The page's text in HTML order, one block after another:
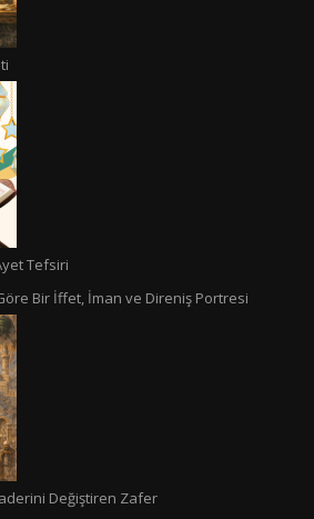
Tefsiri
Bir İffet, İman ve Direniş Portresi
Değiştiren Zafer